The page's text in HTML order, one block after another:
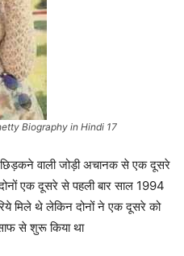
Biography in Hindi 17
वाली जोड़ी अचानक से एक दूसरे
एक दूसरे से पहली बार साल 1994
मिले थे लेकिन दोनों ने एक दूसरे को
से शुरू किया था